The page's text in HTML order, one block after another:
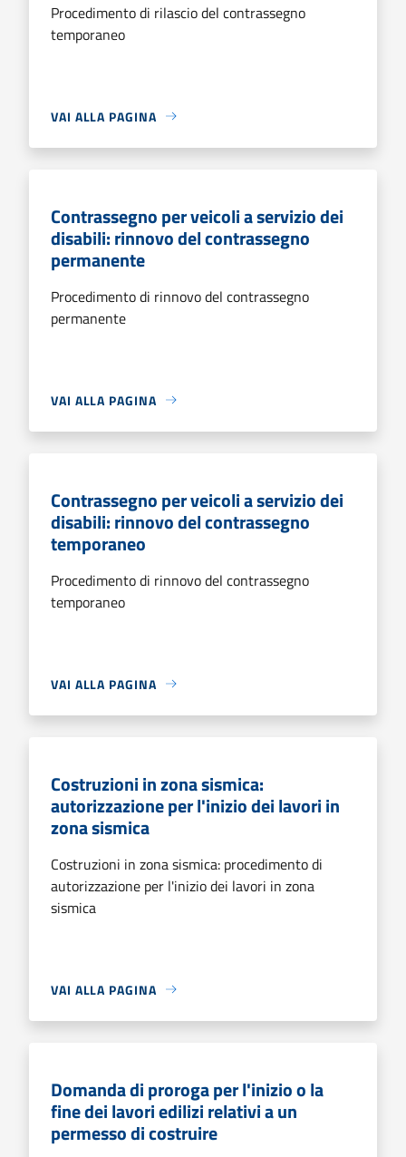
Procedimento di rilascio del contrassegno
temporaneo
VAI ALLA PAGINA
Contrassegno per veicoli a servizio dei
disabili: rinnovo del contrassegno
permanente
Procedimento di rinnovo del contrassegno
permanente
VAI ALLA PAGINA
Contrassegno per veicoli a servizio dei
disabili: rinnovo del contrassegno
temporaneo
Procedimento di rinnovo del contrassegno
temporaneo
VAI ALLA PAGINA
Costruzioni in zona sismica:
autorizzazione per l'inizio dei lavori in
zona sismica
Costruzioni in zona sismica: procedimento di
autorizzazione per l'inizio dei lavori in zona
sismica
VAI ALLA PAGINA
Domanda di proroga per l'inizio o la
fine dei lavori edilizi relativi a un
permesso di costruire